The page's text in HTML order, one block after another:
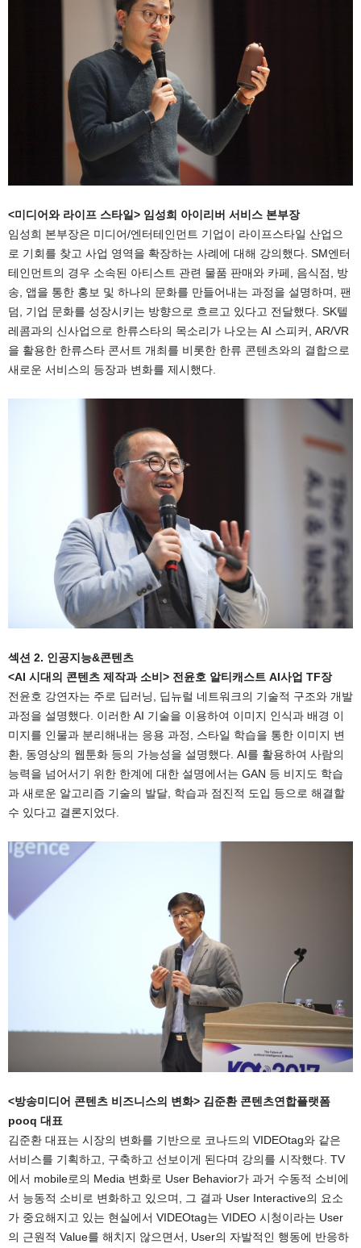
<미디어와 라이프 스타일> 임성희 아이리버 서비스 본부장
임성희 본부장은 미디어/엔터테인먼트 기업이 라이프스타일 산업으
로 기회를 찾고 사업 영역을 확장하는 사례에 대해 강의했다. SM엔터
테인먼트의 경우 소속된 아티스트 관련 물품 판매와 카페, 음식점, 방
송, 앱을 통한 홍보 및 하나의 문화를 만들어내는 과정을 설명하며, 팬
덤, 기업 문화를 성장시키는 방향으로 흐르고 있다고 전달했다. SK텔
레콤과의 신사업으로 한류스타의 목소리가 나오는 AI 스피커, AR/VR
을 활용한 한류스타 콘서트 개최를 비롯한 한류 콘텐츠와의 결합으로
새로운 서비스의 등장과 변화를 제시했다.
섹션 2. 인공지능&콘텐츠
<AI 시대의 콘텐츠 제작과 소비> 전윤호 알티캐스트 AI사업 TF장
전윤호 강연자는 주로 딥러닝, 딥뉴럴 네트워크의 기술적 구조와 개발
과정을 설명했다. 이러한 AI 기술을 이용하여 이미지 인식과 배경 이
미지를 인물과 분리해내는 응용 과정, 스타일 학습을 통한 이미지 변
환, 동영상의 웹툰화 등의 가능성을 설명했다. AI를 활용하여 사람의
능력을 넘어서기 위한 한계에 대한 설명에서는 GAN 등 비지도 학습
과 새로운 알고리즘 기술의 발달, 학습과 점진적 도입 등으로 해결할
수 있다고 결론지었다.
<방송미디어 콘텐츠 비즈니스의 변화> 김준환 콘텐츠연합플랫폼
pooq 대표
김준환 대표는 시장의 변화를 기반으로 코나드의 VIDEOtag와 같은
서비스를 기획하고, 구축하고 선보이게 된다며 강의를 시작했다. TV
에서 mobile로의 Media 변화로 User Behavior가 과거 수동적 소비에
서 능동적 소비로 변화하고 있으며, 그 결과 User Interactive의 요소
가 중요해지고 있는 현실에서 VIDEOtag는 VIDEO 시청이라는 User
의 근원적 Value를 해치지 않으면서, User의 자발적인 행동에 반응하